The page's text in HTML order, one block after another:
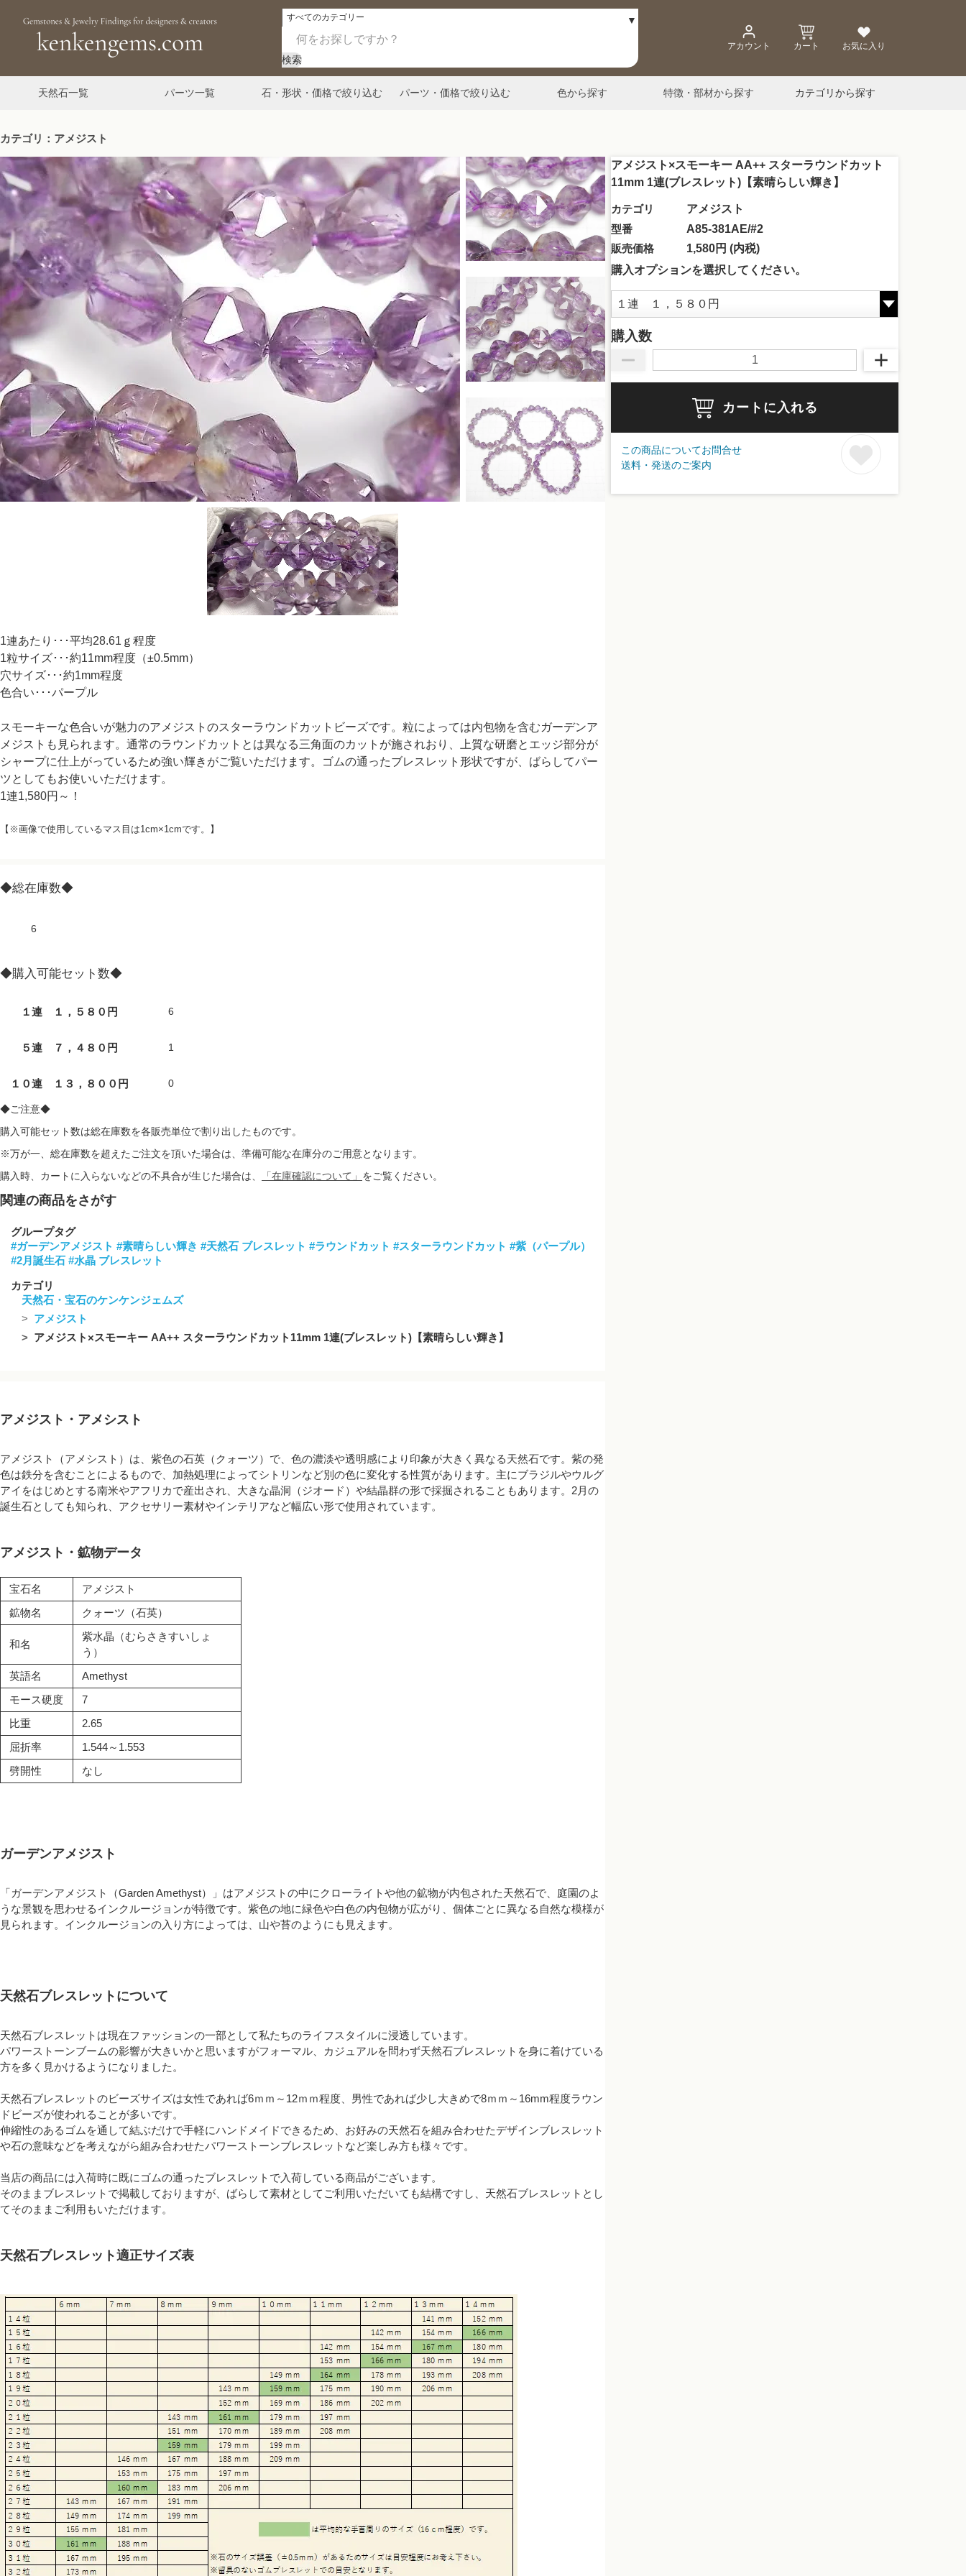
検索
アカウント カート お気に入り
天然石一覧 パーツ一覧 石・形状・価格で絞り込む パーツ・価格で絞り込む 色から探す 特徴・部材から探す カテゴリから探す
カテゴリ：アメジスト
アメジスト×スモーキー AA++ スターラウンドカット
11mm 1連(ブレスレット)【素晴らしい輝き】
カテゴリ
アメジスト
型番
A85-381AE/#2
販売価格
1,580円 (内税)
購入オプションを選択してください。
購入数
カートに入れる
この商品についてお問合せ
送料・発送のご案内
1連あたり･･･平均28.61ｇ程度
1粒サイズ･･･約11mm程度（±0.5mm）
穴サイズ･･･約1mm程度
色合い･･･パープル
スモーキーな色合いが魅力のアメジストのスターラウンドカットビーズです。粒によっては内包物を含むガーデンア
メジストも見られます。通常のラウンドカットとは異なる三角面のカットが施されおり、上質な研磨とエッジ部分が
シャープに仕上がっているため強い輝きがご覧いただけます。ゴムの通ったブレスレット形状ですが、ばらしてパー
ツとしてもお使いいただけます。
1連1,580円～！
【※画像で使用しているマス目は1cm×1cmです。】
◆総在庫数◆
6
◆購入可能セット数◆
１連 １，５８０円 6
５連 ７，４８０円 1
１０連 １３，８００円 0
◆ご注意◆
購入可能セット数は総在庫数を各販売単位で割り出したものです。
※万が一、総在庫数を超えたご注文を頂いた場合は、準備可能な在庫分のご用意となります。
購入時、カートに入らないなどの不具合が生じた場合は、
「在庫確認について」 をご覧ください。
関連の商品をさがす
グループタグ
#ガーデンアメジスト #素晴らしい輝き #天然石 ブレスレット #ラウンドカット #スターラウンドカット #紫（パープル）
#2月誕生石 #水晶 ブレスレット
カテゴリ
天然石・宝石のケンケンジェムズ
アメジスト
アメジスト×スモーキー AA++ スターラウンドカット11mm 1連(ブレスレット)【素晴らしい輝き】
アメジスト・アメシスト
アメジスト（アメシスト）は、紫色の石英（クォーツ）で、色の濃淡や透明感により印象が大きく異なる天然石です。紫の発
色は鉄分を含むことによるもので、加熱処理によってシトリンなど別の色に変化する性質があります。主にブラジルやウルグ
アイをはじめとする南米やアフリカで産出され、大きな晶洞（ジオード）や結晶群の形で採掘されることもあります。2月の
誕生石としても知られ、アクセサリー素材やインテリアなど幅広い形で使用されています。
アメジスト・鉱物データ
宝石名
アメジスト
鉱物名
クォーツ（石英）
和名
紫水晶（むらさきすいしょ
う）
英語名
Amethyst
モース硬度
7
比重
2.65
屈折率
1.544～1.553
劈開性
なし
ガーデンアメジスト
「ガーデンアメジスト（Garden Amethyst）」はアメジストの中にクローライトや他の鉱物が内包された天然石で、庭園のよ
うな景観を思わせるインクルージョンが特徴です。紫色の地に緑色や白色の内包物が広がり、個体ごとに異なる自然な模様が
見られます。インクルージョンの入り方によっては、山や苔のようにも見えます。
天然石ブレスレットについて
天然石ブレスレットは現在ファッションの一部として私たちのライフスタイルに浸透しています。
パワーストーンブームの影響が大きいかと思いますがフォーマル、カジュアルを問わず天然石ブレスレットを身に着けている
方を多く見かけるようになりました。
天然石ブレスレットのビーズサイズは女性であれば6ｍｍ～12ｍｍ程度、男性であれば少し大きめで8ｍｍ～16mm程度ラウン
ドビーズが使われることが多いです。
伸縮性のあるゴムを通して結ぶだけで手軽にハンドメイドできるため、お好みの天然石を組み合わせたデザインブレスレット
や石の意味などを考えながら組み合わせたパワーストーンブレスレットなど楽しみ方も様々です。
当店の商品には入荷時に既にゴムの通ったブレスレットで入荷している商品がございます。
そのままブレスレットで掲載しておりますが、ばらして素材としてご利用いただいても結構ですし、天然石ブレスレットとし
てそのままご利用もいただけます。
天然石ブレスレット適正サイズ表